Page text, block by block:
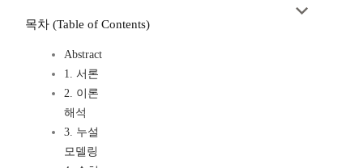
목차 (Table of Contents)
Abstract
1. 서론
2. 이론
해석
3. 누설
모델링